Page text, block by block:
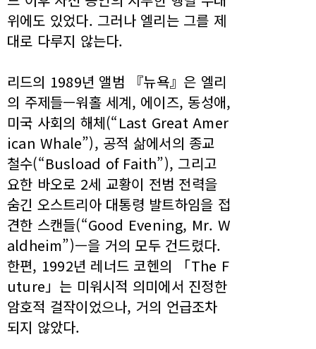
위에도 있었다. 그러나 엘리는 그를 제
대로 다루지 않는다.
리드의 1989년 앨범 『뉴욕』은 엘리
의 주제들—워홀 세계, 에이즈, 동성애,
미국 사회의 해체(“Last Great Amer
ican Whale”), 공적 삶에서의 종교
철수(“Busload of Faith”), 그리고
요한 바오로 2세 교황이 전범 전력을
숨긴 오스트리아 대통령 발트하임을 접
견한 스캔들(“Good Evening, Mr. W
aldheim”)—을 거의 모두 건드렸다.
한편, 1992년 레너드 코헨의 「The F
uture」는 미워시적 의미에서 진정한
암호적 걸작이었으나, 거의 언급조차
되지 않았다.